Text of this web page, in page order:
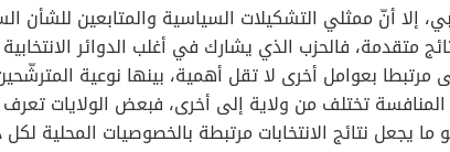
إلا أنّ ممثلي التشكيلات السياسية والمتابعين للشأن
متقدمة، فالحزب الذي يشارك في أغلب الدوائر
مرتبطا بعوامل أخرى لا تقل أهمية، بينها نوعية
تختلف من ولاية إلى أخرى، فبعض الولايات تعرف
يجعل نتائج الانتخابات مرتبطة بالخصوصيات المحلية لكل